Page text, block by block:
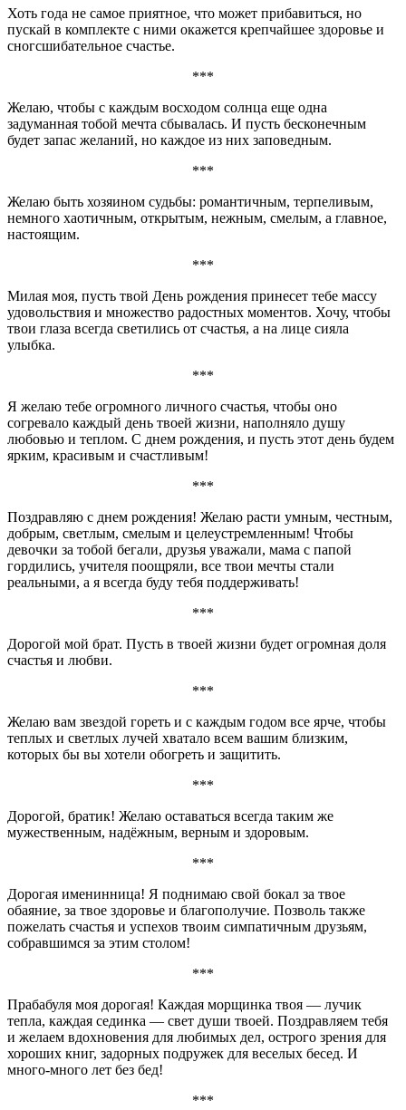
Хоть года не самое приятное, что может прибавиться, но
пускай в комплекте с ними окажется крепчайшее здоровье и
сногсшибательное счастье.
***
Желаю, чтобы с каждым восходом солнца еще одна
задуманная тобой мечта сбывалась. И пусть бесконечным
будет запас желаний, но каждое из них заповедным.
***
Желаю быть хозяином судьбы: романтичным, терпеливым,
немного хаотичным, открытым, нежным, смелым, а главное,
настоящим.
***
Милая моя, пусть твой День рождения принесет тебе массу
удовольствия и множество радостных моментов. Хочу, чтобы
твои глаза всегда светились от счастья, а на лице сияла
улыбка.
***
Я желаю тебе огромного личного счастья, чтобы оно
согревало каждый день твоей жизни, наполняло душу
любовью и теплом. С днем рождения, и пусть этот день будем
ярким, красивым и счастливым!
***
Поздравляю с днем рождения! Желаю расти умным, честным,
добрым, светлым, смелым и целеустремленным! Чтобы
девочки за тобой бегали, друзья уважали, мама с папой
гордились, учителя поощряли, все твои мечты стали
реальными, а я всегда буду тебя поддерживать!
***
Дорогой мой брат. Пусть в твоей жизни будет огромная доля
счастья и любви.
***
Желаю вам звездой гореть и с каждым годом все ярче, чтобы
теплых и светлых лучей хватало всем вашим близким,
которых бы вы хотели обогреть и защитить.
***
Дорогой, братик! Желаю оставаться всегда таким же
мужественным, надёжным, верным и здоровым.
***
Дорогая именинница! Я поднимаю свой бокал за твое
обаяние, за твое здоровье и благополучие. Позволь также
пожелать счастья и успехов твоим симпатичным друзьям,
собравшимся за этим столом!
***
Прабабуля моя дорогая! Каждая морщинка твоя — лучик
тепла, каждая сединка — свет души твоей. Поздравляем тебя
и желаем вдохновения для любимых дел, острого зрения для
хороших книг, задорных подружек для веселых бесед. И
много-много лет без бед!
***